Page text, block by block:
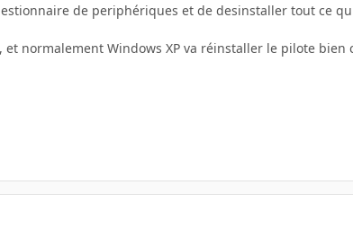
de periphériques et de desinstaller tout ce
normalement Windows XP va réinstaller le pilote bien